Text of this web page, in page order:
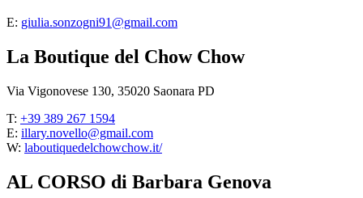
E: giulia.sonzogni91@gmail.com
La Boutique del Chow Chow
Via Vigonovese 130, 35020 Saonara PD
T: +39 389 267 1594
E: illary.novello@gmail.com
W: laboutiquedelchowchow.it/
AL CORSO di Barbara Genova